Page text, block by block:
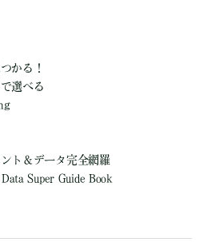
かる！
選べる
ト＆データ完全網羅
Super Guide Book